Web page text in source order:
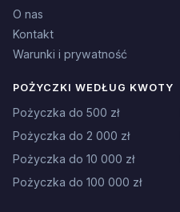
O nas
Kontakt
Warunki i prywatność
POŻYCZKI WEDŁUG KWOTY
Pożyczka do 500 zł
Pożyczka do 2 000 zł
Pożyczka do 10 000 zł
Pożyczka do 100 000 zł